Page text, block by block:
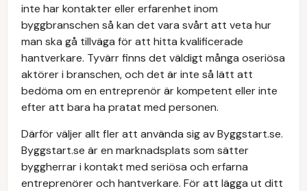
inte har kontakter eller erfarenhet inom
byggbranschen så kan det vara svårt att veta hur
man ska gå tillväga för att hitta kvalificerade
hantverkare. Tyvärr finns det väldigt många oseriösa
aktörer i branschen, och det är inte så lätt att
bedöma om en entreprenör är kompetent eller inte
efter att bara ha pratat med personen.
Därför väljer allt fler att använda sig av Byggstart.se.
Byggstart.se är en marknadsplats som sätter
byggherrar i kontakt med seriösa och erfarna
entreprenörer och hantverkare. För att lägga ut ditt